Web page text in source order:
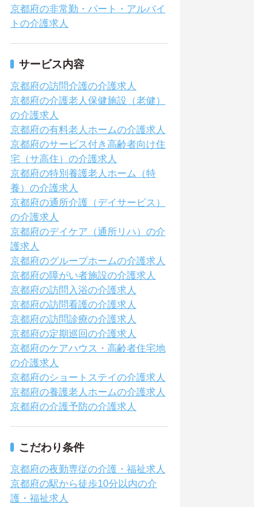
京都府の非常勤・パート・アルバイ
トの介護求人
サービス内容
京都府の訪問介護の介護求人
京都府の介護老人保健施設（老健）
の介護求人
京都府の有料老人ホームの介護求人
京都府のサービス付き高齢者向け住
宅（サ高住）の介護求人
京都府の特別養護老人ホーム（特
養）の介護求人
京都府の通所介護（デイサービス）
の介護求人
京都府のデイケア（通所リハ）の介
護求人
京都府のグループホームの介護求人
京都府の障がい者施設の介護求人
京都府の訪問入浴の介護求人
京都府の訪問看護の介護求人
京都府の訪問診療の介護求人
京都府の定期巡回の介護求人
京都府のケアハウス・高齢者住宅地
の介護求人
京都府のショートステイの介護求人
京都府の養護老人ホームの介護求人
京都府の介護予防の介護求人
こだわり条件
京都府の夜勤専従の介護・福祉求人
京都府の駅から徒歩10分以内の介
護・福祉求人